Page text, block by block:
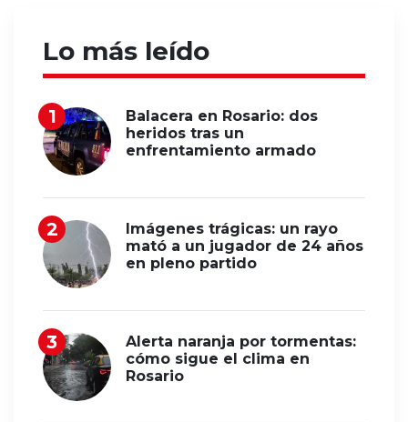
Lo más leído
Balacera en Rosario: dos
heridos tras un
enfrentamiento armado
Imágenes trágicas: un rayo
mató a un jugador de 24 años
en pleno partido
Alerta naranja por tormentas:
cómo sigue el clima en
Rosario